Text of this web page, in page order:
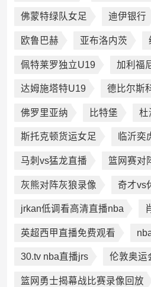
佛蒙特绿队女足 迪伊银行
欧鲁巴赫 亚布洛内茨
佩特莱罗独立U19 加利福
达姆施塔特U19 德比尔斯
佛罗里亚纳 比特堡 杜
斯托克顿货运女足 临沂奕
马刺vs猛龙直播 篮网赛对
灰熊对阵灰狼录像 奇才vs
jrkan低调看高清直播nba
英超西甲直播免费观看
30.tv nba直播jrs 伦敦奥运
篮网勇士揭幕战比赛录像回放